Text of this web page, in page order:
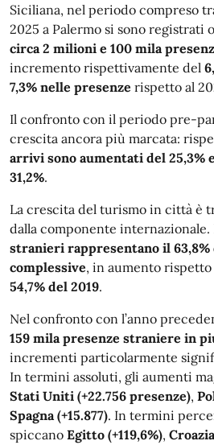
Siciliana, nel periodo compreso
2025 a Palermo si sono registrati
circa 2 milioni e 100 mila
incremento rispettivamente del
7,3% nelle presenze rispetto al
Il confronto con il periodo pre-
crescita ancora più marcata:
arrivi sono aumentati del 25,3%
31,2%.
La crescita del turismo in città è
dalla componente internazionale.
stranieri rappresentano il 63,8%
complessive, in aumento rispetto
54,7% del 2019.
Nel confronto con l’anno
159 mila presenze straniere in
incrementi particolarmente
In termini assoluti, gli aumenti
Stati Uniti (+22.756 presenze),
Spagna (+15.877). In termini
spiccano Egitto (+119,6%),